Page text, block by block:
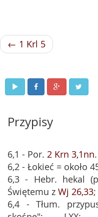
← 1 Krl 5
Przypisy
6,1 - Por. 2 Krn 3,1nn.
6,2 - Łokieć = około
6,3 - Hebr. hekal
Świętemu z Wj 26,33;
6,4 - Tłum.